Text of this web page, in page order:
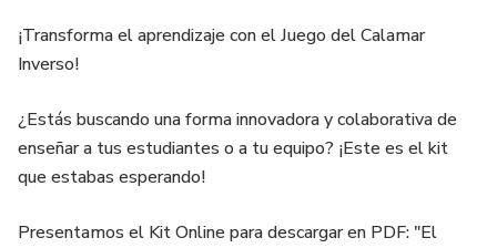
¡Transforma el aprendizaje con el Juego del Calamar
Inverso!
¿Estás buscando una forma innovadora y colaborativa de
enseñar a tus estudiantes o a tu equipo? ¡Este es el kit
que estabas esperando!
Presentamos el Kit Online para descargar en PDF: "El